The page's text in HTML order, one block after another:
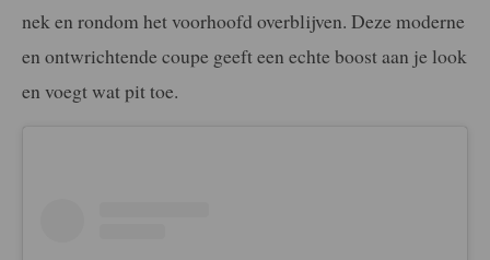
nek en rondom het voorhoofd overblijven. Deze moderne
en ontwrichtende coupe geeft een echte boost aan je look
en voegt wat pit toe.